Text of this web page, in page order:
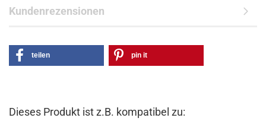
Kundenrezensionen
teilen pin it
Dieses Produkt ist z.B. kompatibel zu: